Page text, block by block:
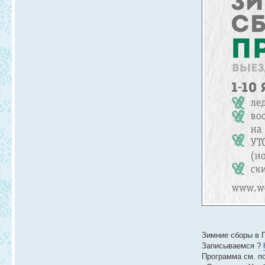
Зимние сборы в
Записываемся ?
Программа см.